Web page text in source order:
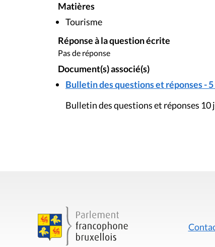
Matières
Tourisme
Réponse à la question écrite
Pas de réponse
Document(s) associé(s)
Bulletin des questions et réponses - 5
Bulletin des questions et réponses 10